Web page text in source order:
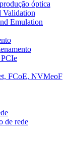
óptica
Validation
Emulation
FCoE, NVMeoF
de rede